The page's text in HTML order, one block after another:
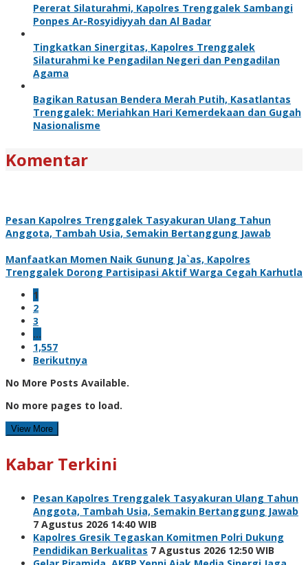
Pererat Silaturahmi, Kapolres Trenggalek Sambangi
Ponpes Ar-Rosyidiyyah dan Al Badar
Tingkatkan Sinergitas, Kapolres Trenggalek
Silaturahmi ke Pengadilan Negeri dan Pengadilan
Agama
Bagikan Ratusan Bendera Merah Putih, Kasatlantas
Trenggalek: Meriahkan Hari Kemerdekaan dan Gugah
Nasionalisme
Komentar
Pesan Kapolres Trenggalek Tasyakuran Ulang Tahun
Anggota, Tambah Usia, Semakin Bertanggung Jawab
Manfaatkan Momen Naik Gunung Ja`as, Kapolres
Trenggalek Dorong Partisipasi Aktif Warga Cegah Karhutla
1
2
3
…
1,557
Berikutnya
No More Posts Available.
No more pages to load.
View More
Kabar Terkini
Pesan Kapolres Trenggalek Tasyakuran Ulang Tahun
Anggota, Tambah Usia, Semakin Bertanggung Jawab
7 Agustus 2026 14:40 WIB
Kapolres Gresik Tegaskan Komitmen Polri Dukung
Pendidikan Berkualitas 7 Agustus 2026 12:50 WIB